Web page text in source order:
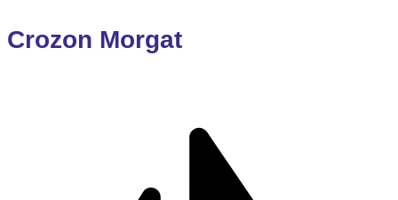
Crozon Morgat